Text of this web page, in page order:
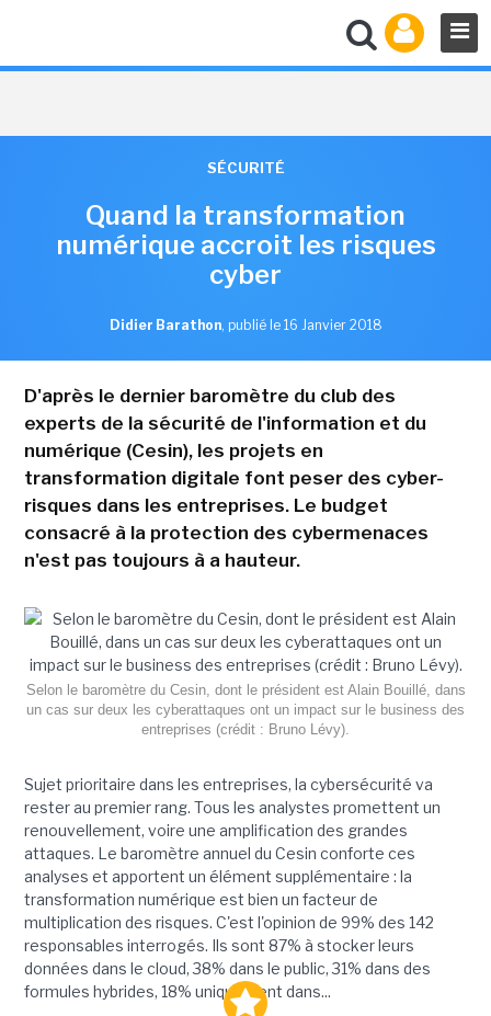
SÉCURITÉ
Quand la transformation
numérique accroit les risques
cyber
Didier Barathon, publié le 16 Janvier 2018
D'après le dernier baromètre du club des
experts de la sécurité de l'information et du
numérique (Cesin), les projets en
transformation digitale font peser des cyber-
risques dans les entreprises. Le budget
consacré à la protection des cybermenaces
n'est pas toujours à a hauteur.
Selon le baromètre du Cesin, dont le président est Alain Bouillé, dans
un cas sur deux les cyberattaques ont un impact sur le business des
entreprises (crédit : Bruno Lévy).
Sujet prioritaire dans les entreprises, la cybersécurité va
rester au premier rang. Tous les analystes promettent un
renouvellement, voire une amplification des grandes
attaques. Le baromètre annuel du Cesin conforte ces
analyses et apportent un élément supplémentaire : la
transformation numérique est bien un facteur de
multiplication des risques. C'est l'opinion de 99% des 142
responsables interrogés. Ils sont 87% à stocker leurs
données dans le cloud, 38% dans le public, 31% dans des
formules hybrides, 18% uniquement dans...